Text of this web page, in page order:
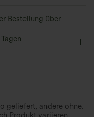
Bestellung über
geliefert, andere ohne.